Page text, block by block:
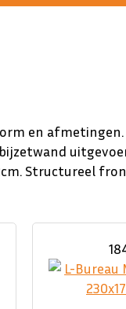
en afmetingen.
Structureel